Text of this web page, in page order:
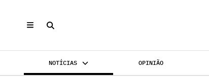
NOTÍCIAS OPINIÃO